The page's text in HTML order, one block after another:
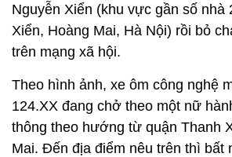
Nguyễn Xiển (khu vực gần số nhà
Xiển, Hoàng Mai, Hà Nội) rồi bỏ
trên mạng xã hội.
Theo hình ảnh, xe ôm công nghệ
124.XX đang chở theo một nữ
thông theo hướng từ quận Thanh
Mai. Đến địa điểm nêu trên thì bất